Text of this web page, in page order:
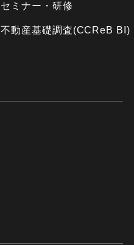
セミナー・研修
不動産基礎調査(CCReB BI)